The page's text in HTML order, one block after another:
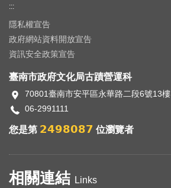
:::
隱私權宣告
政府網站資料開放宣告
資訊安全政策宣告
臺南市政府文化局古蹟營運科
70801臺南市安平區永華路二段6號13樓
06-2991111
您是第 2498087 位瀏覽者
相關連結 Links